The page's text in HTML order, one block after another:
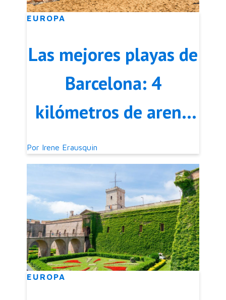
EUROPA
Las mejores playas de
Barcelona: 4
kilómetros de arena
dorada
Por Irene Erausquin
EUROPA